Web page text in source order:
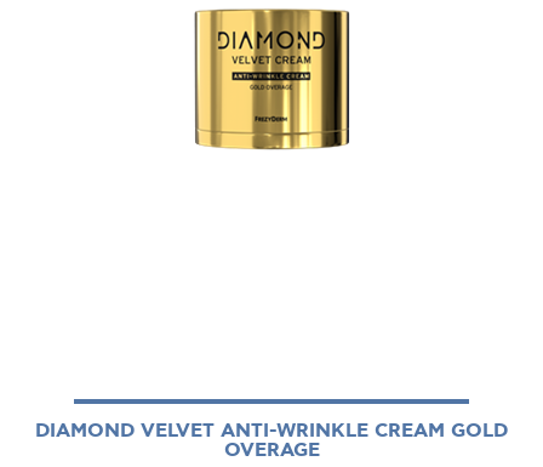
DIAMOND VELVET ANTI-WRINKLE CREAM GOLD
OVERAGE